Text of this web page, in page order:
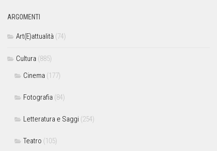
ARGOMENTI
Art(E)attualità (74)
Cultura (885)
Cinema (177)
Fotografia (84)
Letteratura e Saggi (254)
Teatro (105)